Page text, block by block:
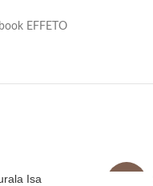
EFFETO
Isa